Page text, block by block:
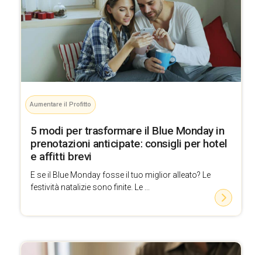
Aumentare il Profitto
5 modi per trasformare il Blue Monday in
prenotazioni anticipate: consigli per hotel
e affitti brevi
E se il Blue Monday fosse il tuo miglior alleato? Le
festività natalizie sono finite. Le ...